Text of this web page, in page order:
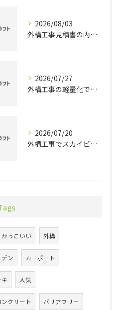
2026/08/03
外構工事見積書の内訳や相場感を整理し賢く比較する実践ガイド
2026/07/27
外構工事の軽量化で千葉県旭市香取市の理想的な住まいとコスト削減を実現するポイント
2026/07/20
外構工事でスカイビューを実現する最新デザインと機能性のポイントを徹底解説
かっこいい 外構
デン カーポート
人気
クリート バリアフリー